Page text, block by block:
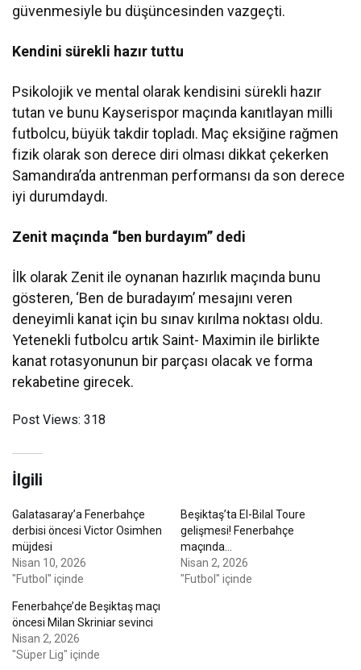
güvenmesiyle bu düşüncesinden vazgeçti.
Kendini sürekli hazır tuttu
Psikolojik ve mental olarak kendisini sürekli hazır
tutan ve bunu Kayserispor maçında kanıtlayan milli
futbolcu, büyük takdir topladı. Maç eksiğine rağmen
fizik olarak son derece diri olması dikkat çekerken
Samandıra’da antrenman performansı da son derece
iyi durumdaydı.
Zenit maçında “ben burdayım” dedi
İlk olarak Zenit ile oynanan hazırlık maçında bunu
gösteren, ‘Ben de buradayım’ mesajını veren
deneyimli kanat için bu sınav kırılma noktası oldu.
Yetenekli futbolcu artık Saint- Maximin ile birlikte
kanat rotasyonunun bir parçası olacak ve forma
rekabetine girecek.
Post Views: 318
İlgili
Galatasaray’a Fenerbahçe
derbisi öncesi Victor Osimhen
müjdesi
Nisan 10, 2026
"Futbol" içinde
Beşiktaş’ta El-Bilal Toure
gelişmesi! Fenerbahçe
maçında…
Nisan 2, 2026
"Futbol" içinde
Fenerbahçe’de Beşiktaş maçı
öncesi Milan Skriniar sevinci
Nisan 2, 2026
"Süper Lig" içinde